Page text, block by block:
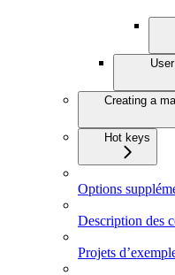
Creating a
Hot keys
Options
Description des
Projets